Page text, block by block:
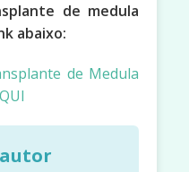
de medula
abaixo:
de Medula